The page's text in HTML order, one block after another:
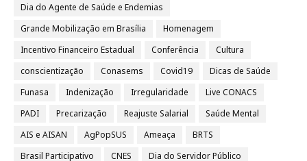
Dia do Agente de Saúde e Endemias
Grande Mobilização em Brasília
Homenagem
Incentivo Financeiro Estadual
Conferência
Cultura
conscientização
Conasems Covid19
Dicas de Saúde
Funasa
Indenização Irregularidade
Live CONACS
PADI
Precarização Reajuste Salarial
Saúde Mental
AIS e AISAN
AgPopSUS Ameaça
BRTS
Brasil Participativo
CNES
Dia do Servidor Público